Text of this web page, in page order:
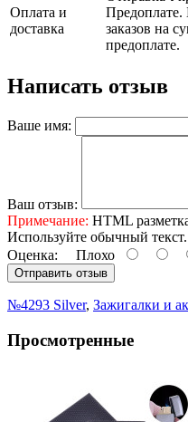
Оплата и
доставка
Предоплате.
заказов на
предоплате.
Написать отзыв
Ваше имя:
Ваш отзыв:
Примечание: HTML
Используйте обычный текст.
Оценка: Плохо
Отправить отзыв
№4293 Silver, Зажигалки и
Просмотренные